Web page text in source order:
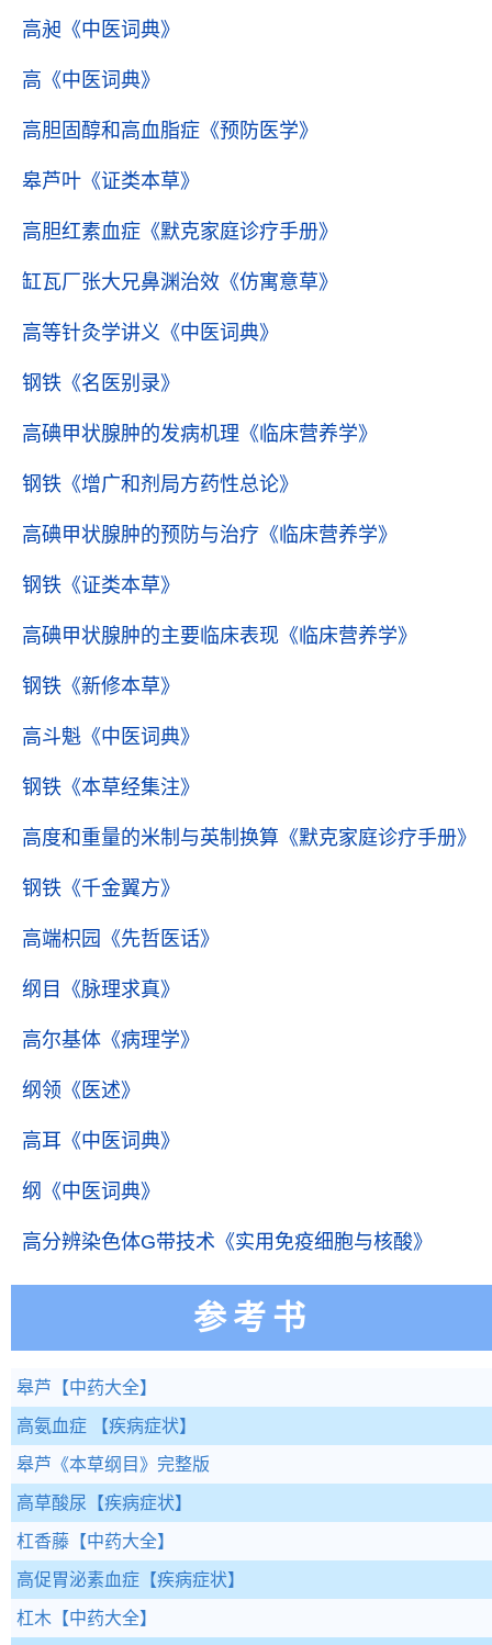
高昶 《中医词典》
高 《中医词典》
高胆固醇和高血脂症 《预防医学》
皋芦叶 《证类本草》
高胆红素血症 《默克家庭诊疗手册》
缸瓦厂张大兄鼻渊治效 《仿寓意草》
高等针灸学讲义 《中医词典》
钢铁 《名医别录》
高碘甲状腺肿的发病机理 《临床营养学》
钢铁 《增广和剂局方药性总论》
高碘甲状腺肿的预防与治疗 《临床营养学》
钢铁 《证类本草》
高碘甲状腺肿的主要临床表现 《临床营养学》
钢铁 《新修本草》
高斗魁 《中医词典》
钢铁 《本草经集注》
高度和重量的米制与英制换算 《默克家庭诊疗手册》
钢铁 《千金翼方》
高端枳园 《先哲医话》
纲目 《脉理求真》
高尔基体 《病理学》
纲领 《医述》
高耳 《中医词典》
纲 《中医词典》
高分辨染色体G带技术 《实用免疫细胞与核酸》
参考书
皋芦 【中药大全】
高氨血症 【疾病症状】
皋芦 《本草纲目》完整版
高草酸尿 【疾病症状】
杠香藤 【中药大全】
高促胃泌素血症 【疾病症状】
杠木 【中药大全】